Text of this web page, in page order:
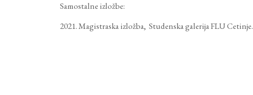
Samostalne izložbe:
Magistraska izložba, Studenska galerija FLU Cetinje.